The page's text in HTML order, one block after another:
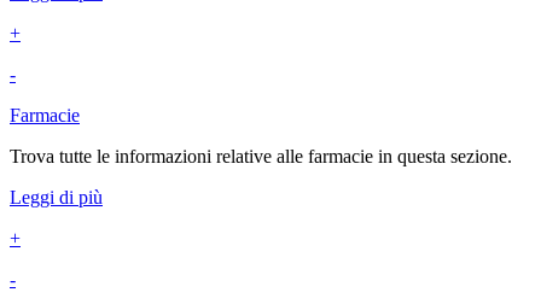
+
-
Farmacie
Trova tutte le informazioni relative alle farmacie in questa sezione.
Leggi di più
+
-